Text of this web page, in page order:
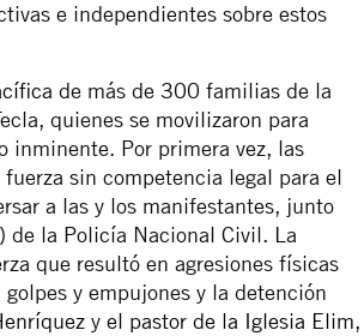
e independientes sobre estos
de más de 300 familias de la
quienes se movilizaron para
inminente. Por primera vez, las
sin competencia legal para el
a las y los manifestantes, junto
de la Policía Nacional Civil. La
que resultó en agresiones físicas
y empujones y la detención
y el pastor de la Iglesia Elim,